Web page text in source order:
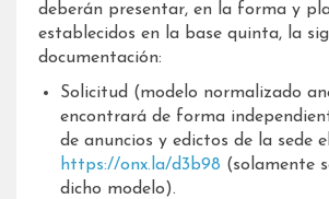
deberán presentar, en la forma y
establecidos en la base quinta, la
documentación:
Solicitud (modelo normalizado
encontrará de forma
de anuncios y edictos de la sede
https://onx.la/d3b98 (solamente
dicho modelo).